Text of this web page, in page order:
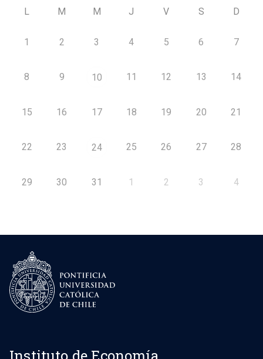
L M M J V S D
1 2 3 4 5 6 7
8 9 10 11 12 13 14
15 16 17 18 19 20 21
22 23 24 25 26 27 28
29 30 31 1 2 3 4